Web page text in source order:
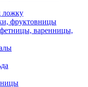
ложку
фруктовницы
варенницы,